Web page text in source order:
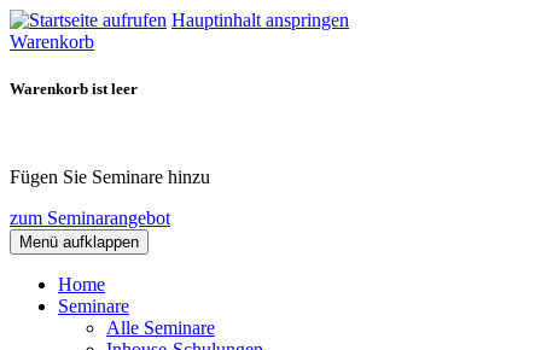
Hauptinhalt anspringen
Warenkorb
Warenkorb ist leer
Fügen Sie Seminare hinzu
zum Seminarangebot
Menü aufklappen
Home
Seminare
Alle Seminare